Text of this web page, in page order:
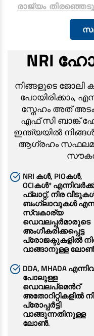
NRI
നിങ്ങളുടെ ജോലി
പോയിരിക്കാം,
സ്നേഹം അത്
എഫ് സി ബാങ്ക്
ഇന്ത്യയിൽ
ആഗ്രഹം
NRI കള്‍, PIOകള്‍,
OCIകള്‍* എന്നിവര്‍ക്ക്
ഫ്ലാറ്റ്, നിര
ബംഗ്ലാവുകള്‍
സ്വകാര്യ
ഡെവലപ്പര്‍മാരുടെ
അംഗീകരിക്കപ്പെട്ട
പ്രോജക്ടുകളില്‍
വാങ്ങാനുള്ള
DDA, MHADA
പോലുള്ള
ഡെവലപ്മെന്‍റ്
അതോറിറ്റികളില്‍
പ്രോപ്പർട്ടി
വാങ്ങുന്നതിനുള്ള
ലോൺ.
നോൺ ഹൗസിംഗ്
പ്രോപ്പർട്ടിക്ക്
റീഫൈനാന്‍സ്
ഹോം ലോൺ
NRI ഹൗസിംഗ്
യുണൈറ്റഡ് കിംഗ്ഡം
പലിശ സബ്‌സിഡി
അഫോർഡബിലിറ്റി
ഹോം ലോൺ ബാലൻസ്
സേവിംഗ്സ്
ഫിക്സഡ്
റിക്കറിംഗ് ഡിപ്പോസിറ്റ്
സുരക്ഷിതമായ
ഉയർന്ന നെറ്റ്‌വർത്ത്
കടം വാങ്ങുക
ബിസിനസ് ലോൺ
കാർ ലോൺ
ടു-വീലര്‍ ലോണ്‍
EV കാർ ലോൺ
ട്രാക്ടർ ലോൺ
ഗോൾഡ് ലോൺ